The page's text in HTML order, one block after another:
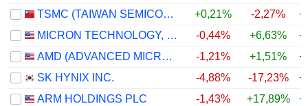
TSMC (TAIWAN SEMICONDUCTOR MANUFACTURING COMPANY)
+0,21% -2,27%
MICRON TECHNOLOGY, INC.
-0,44% +6,63%
AMD (ADVANCED MICRO DEVICES)
-1,21% +1,51%
SK HYNIX INC.
-4,88% -17,23%
ARM HOLDINGS PLC
-1,43% +17,89%